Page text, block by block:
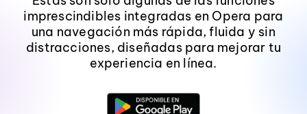
imprescindibles integradas en Opera para
una navegación más rápida, fluida y sin
distracciones, diseñadas para mejorar tu
experiencia en línea.